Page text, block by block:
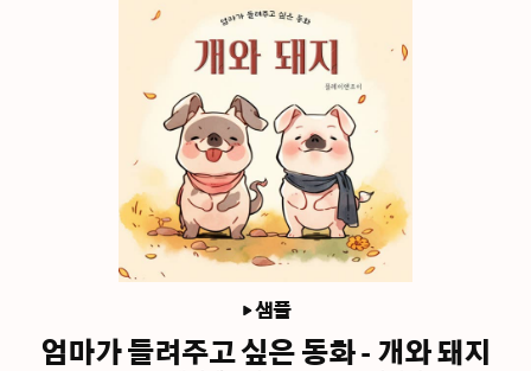
샘플
엄마가 들려주고 싶은 동화 - 개와 돼지